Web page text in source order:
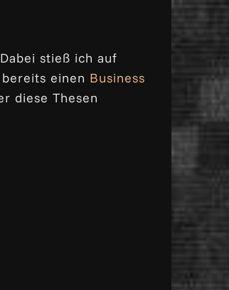
stieß ich auf
einen Business
diese Thesen